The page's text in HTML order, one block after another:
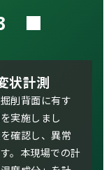
■
状計測
削背面に有す
実施しまし
確認し、異常
。本現場での計